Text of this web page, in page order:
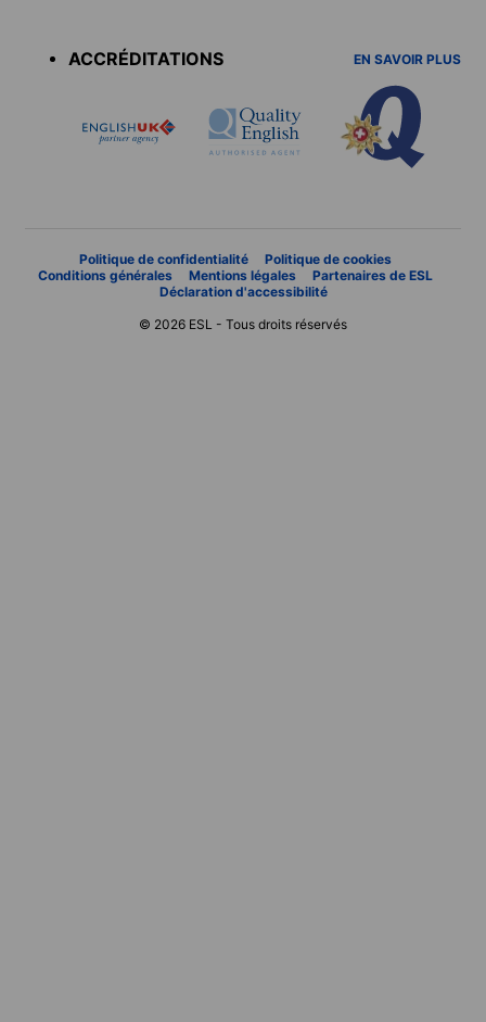
ACCRÉDITATIONS
EN SAVOIR PLUS
Politique de confidentialité
Politique de cookies
Conditions générales
Mentions légales
Partenaires de ESL
Déclaration d'accessibilité
© 2026 ESL - Tous droits réservés